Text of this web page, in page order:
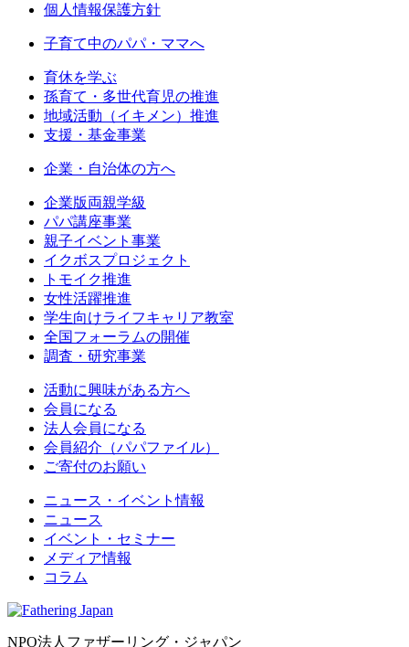
個人情報保護方針
子育て中のパパ・ママへ
育休を学ぶ
孫育て・多世代育児の推進
地域活動（イキメン）推進
支援・基金事業
企業・自治体の方へ
企業版両親学級
パパ講座事業
親子イベント事業
イクボスプロジェクト
トモイク推進
女性活躍推進
学生向けライフキャリア教室
全国フォーラムの開催
調査・研究事業
活動に興味がある方へ
会員になる
法人会員になる
会員紹介（パパファイル）
ご寄付のお願い
ニュース・イベント情報
ニュース
イベント・セミナー
メディア情報
コラム
NPO法人ファザーリング・ジャパン